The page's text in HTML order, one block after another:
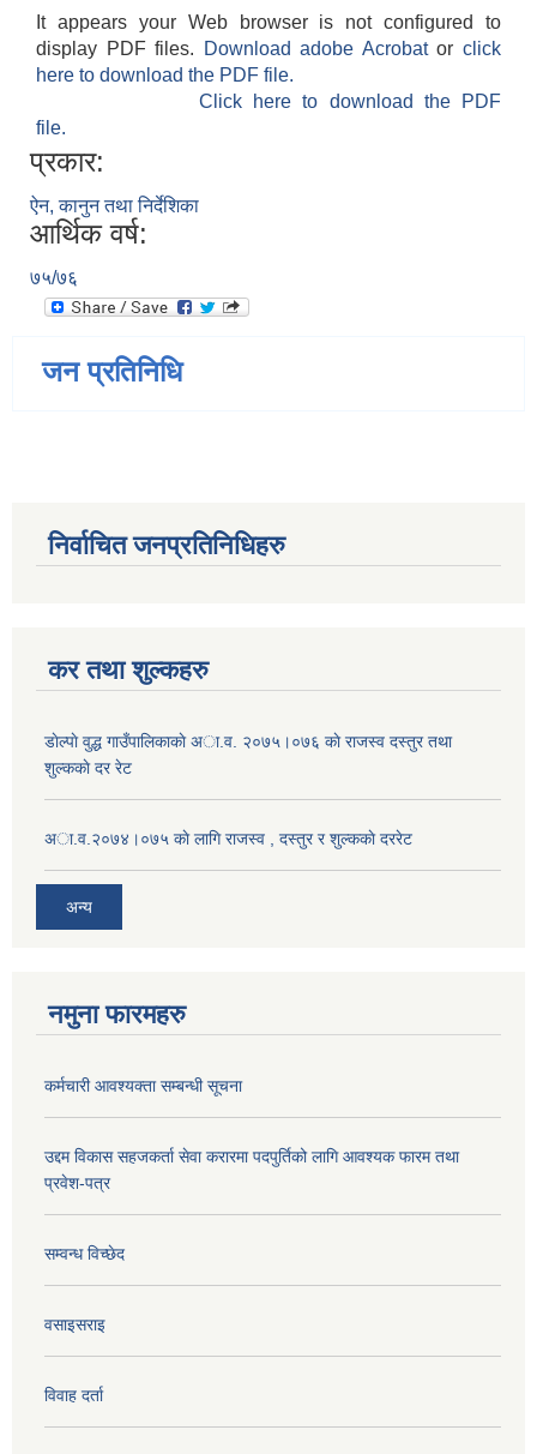
It appears your Web browser is not configured to
display PDF files.
Download adobe Acrobatorclick
here to download the PDF file.
Click here to download the PDF
file.
प्रकार:
ऐन, कानुन तथा निर्देशिका
आर्थिक वर्ष:
७५/७६
जन प्रतिनिधि
निर्वाचित जनप्रतिनिधिहरु
कर तथा शुल्कहरु
डाेल्पाे वुद्ध गाउँपालिकाकाे अा.व. २०७५।०७६ काे राजस्व दस्तुर तथा
शुल्ककाे दर रेट
अा.व.२०७४।०७५ काे लागि राजस्व , दस्तुर र शुल्ककाे दररेट
अन्य
नमुना फारमहरु
कर्मचारी आवश्यक्ता सम्बन्धी सूचना
उद्दम विकास सहजकर्ता सेवा करारमा पदपुर्तिको लागि आवश्यक फारम तथा
प्रवेश-पत्र
सम्वन्ध विच्छेद
वसाइसराइ
विवाह दर्ता